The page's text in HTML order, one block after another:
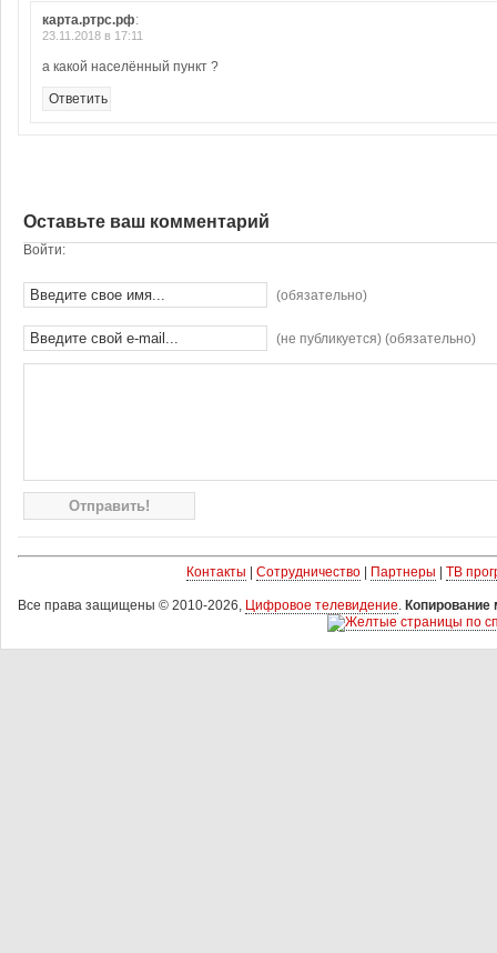
карта.ртрс.рф:
23.11.2018 в 17:11
а какой населённый пункт ?
Ответить
Оставьте ваш комментарий
Войти:
(обязательно)
(не публикуется) (обязательно)
Контакты Сотрудничество| Партнеры ТВ
Все права защищены © 2010-2026, Цифровое телевидение. Копирование